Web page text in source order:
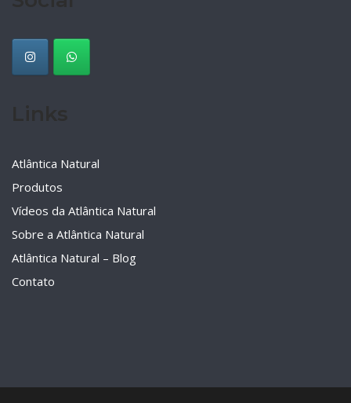
Atlântica Natural
Produtos
Vídeos da Atlântica Natural
Sobre a Atlântica Natural
Atlântica Natural – Blog
Contato